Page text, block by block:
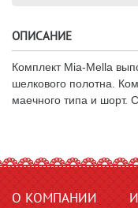
ОПИСАНИЕ
Комплект Mia-Mella
шелкового полотна.
маечного типа и шорт.
О КОМПАНИИ